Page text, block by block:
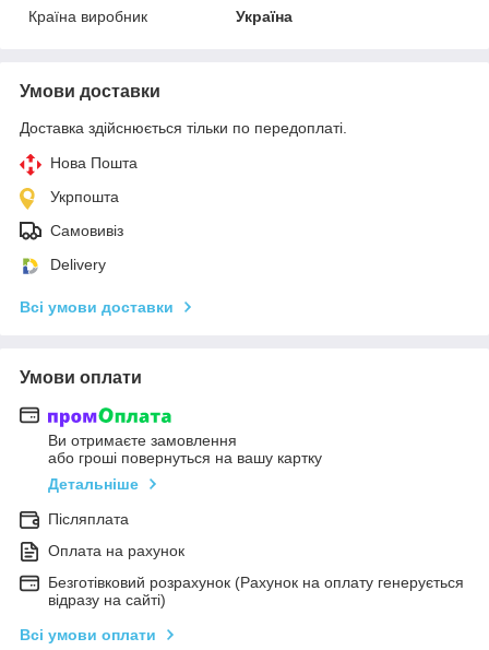
Країна виробник
Україна
Умови доставки
Доставка здійснюється тільки по передоплаті.
Нова Пошта
Укрпошта
Самовивіз
Delivery
Всі умови доставки
Умови оплати
Ви отримаєте замовлення
або гроші повернуться на вашу картку
Детальніше
Післяплата
Оплата на рахунок
Безготівковий розрахунок (Рахунок на оплату генерується
відразу на сайті)
Всі умови оплати